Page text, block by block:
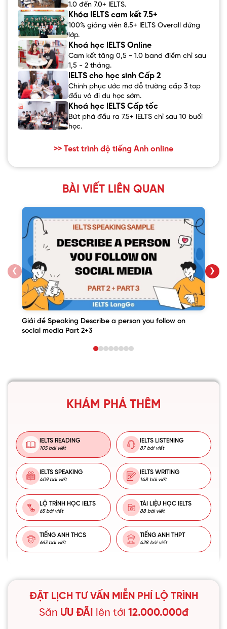
1.0 đến 7.0+ IELTS.
Khóa IELTS cam kết 7.5+
100% giảng viên 8.5+ IELTS Overall đứng
lớp.
Khoá học IELTS Online
Cam kết tăng 0,5 - 1.0 band điểm chỉ sau
1,5 - 2 tháng.
IELTS cho học sinh Cấp 2
Chinh phục ước mơ đỗ trường cấp 3 top
đầu và đi du học sớm.
Khoá học IELTS Cấp tốc
Bứt phá đầu ra 7.5+ IELTS chỉ sau 10 buổi
học.
>> Test trình độ tiếng Anh online
BÀI VIẾT LIÊN QUAN
❮
Giải đề Speaking Describe a person you follow on
social media Part 2+3
❯
KHÁM PHÁ THÊM
IELTS READING
105 bài viết
IELTS LISTENING
87 bài viết
IELTS SPEAKING
409 bài viết
IELTS WRITING
148 bài viết
LỘ TRÌNH HỌC IELTS
65 bài viết
TÀI LIỆU HỌC IELTS
88 bài viết
TIẾNG ANH THCS
663 bài viết
TIẾNG ANH THPT
428 bài viết
ĐẶT LỊCH TƯ VẤN MIỄN PHÍ LỘ TRÌNH
Săn ƯU ĐÃI lên tới 12.000.000đ